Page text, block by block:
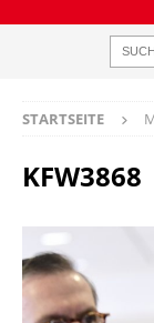
STARTSEITE
KFW3868